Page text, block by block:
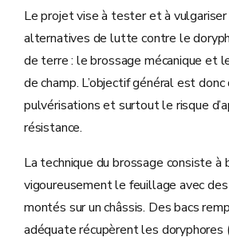
Le projet vise à tester et à
alternatives de lutte contre le
de terre : le brossage mécanique et
de champ. L’objectif général est
pulvérisations et surtout le risque
résistance.
La technique du brossage consiste à
vigoureusement le feuillage avec
montés sur un châssis. Des bacs
adéquate récupèrent les